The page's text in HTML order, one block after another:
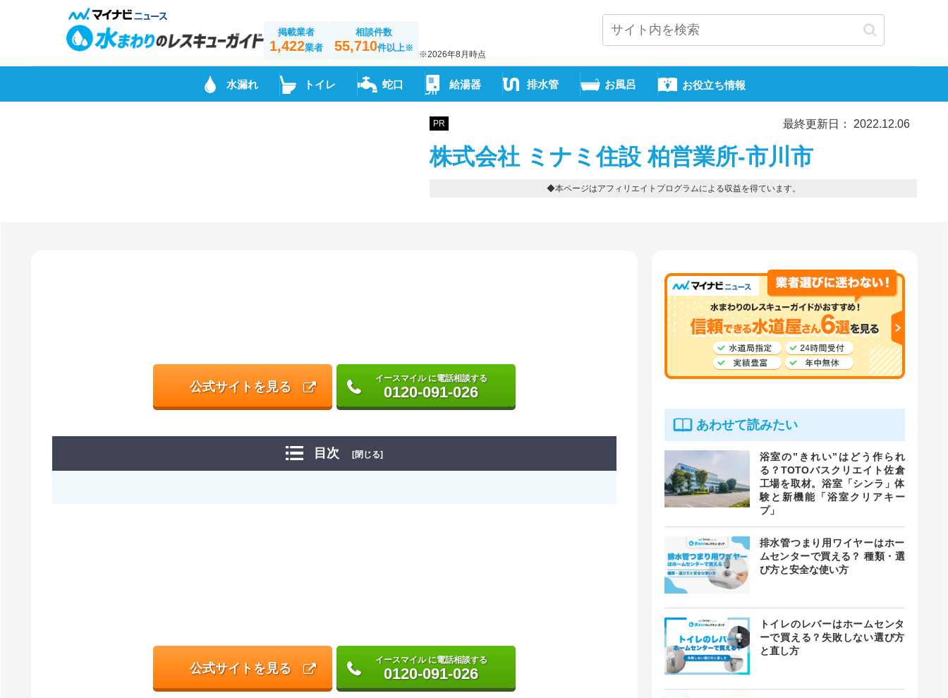
掲載業者
1,422業者
相談件数
55,710件以上※
※2026年8月時点
水漏れ トイレ 蛇口 給湯器 排水管 お風呂 お役立ち情報
PR 最終更新日： 2022.12.06
株式会社 ミナミ住設 柏営業所-市川市
◆本ページはアフィリエイトプログラムによる収益を得ています。
公式サイトを見る
イースマイル に電話相談する
0120-091-026
目次 [閉じる]
公式サイトを見る
イースマイル に電話相談する
0120-091-026
あわせて読みたい
浴室の”きれい”はどう作られ
る？TOTOバスクリエイト佐倉
工場を取材。浴室「シンラ」体
験と新機能「浴室クリアキー
プ」
排水管つまり用ワイヤーはホー
ムセンターで買える？ 種類・選
び方と安全な使い方
トイレのレバーはホームセンタ
ーで買える？失敗しない選び方
と直し方